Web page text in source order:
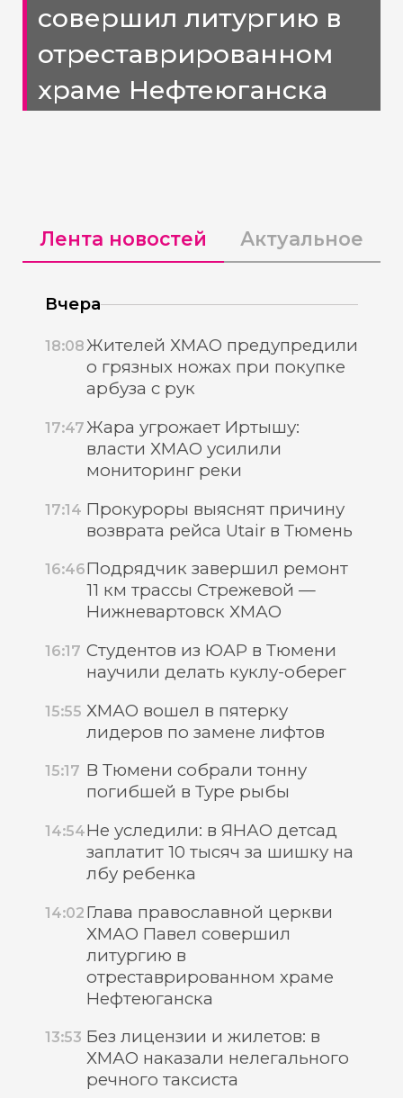
совершил литургию в
отреставрированном
храме Нефтеюганска
Лента новостей Актуальное
Вчера
18:08Жителей ХМАО предупредили
о грязных ножах при покупке
арбуза с рук
17:47Жара угрожает Иртышу:
власти ХМАО усилили
мониторинг реки
17:14 Прокуроры выяснят причину
возврата рейса Utair в Тюмень
16:46Подрядчик завершил ремонт
11 км трассы Стрежевой —
Нижневартовск ХМАО
16:17 Студентов из ЮАР в Тюмени
научили делать куклу-оберег
15:55 ХМАО вошел в пятерку
лидеров по замене лифтов
15:17 В Тюмени собрали тонну
погибшей в Туре рыбы
14:54Не уследили: в ЯНАО детсад
заплатит 10 тысяч за шишку на
лбу ребенка
14:02 Глава православной церкви
ХМАО Павел совершил
литургию в
отреставрированном храме
Нефтеюганска
13:53 Без лицензии и жилетов: в
ХМАО наказали нелегального
речного таксиста